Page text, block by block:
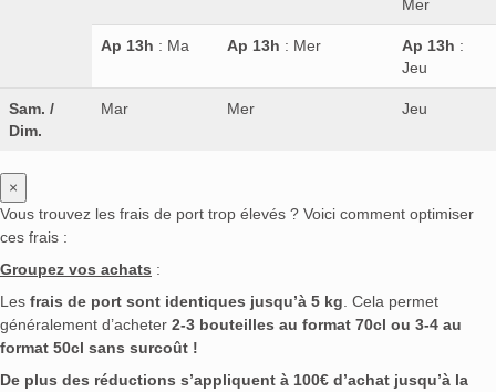
Mer
Ap 13h : Ma Ap 13h : Mer Ap 13h :
Jeu
Sam. /
Dim.
Mar Mer Jeu
×
Vous trouvez les frais de port trop élevés ? Voici comment optimiser
ces frais :
Groupez vos achats :
Les frais de port sont identiques jusqu’à 5 kg . Cela permet
généralement d’acheter 2-3 bouteilles au format 70cl ou 3-4 au
format 50cl sans surcoût !
De plus des réductions s’appliquent à 100€ d’achat jusqu’à la